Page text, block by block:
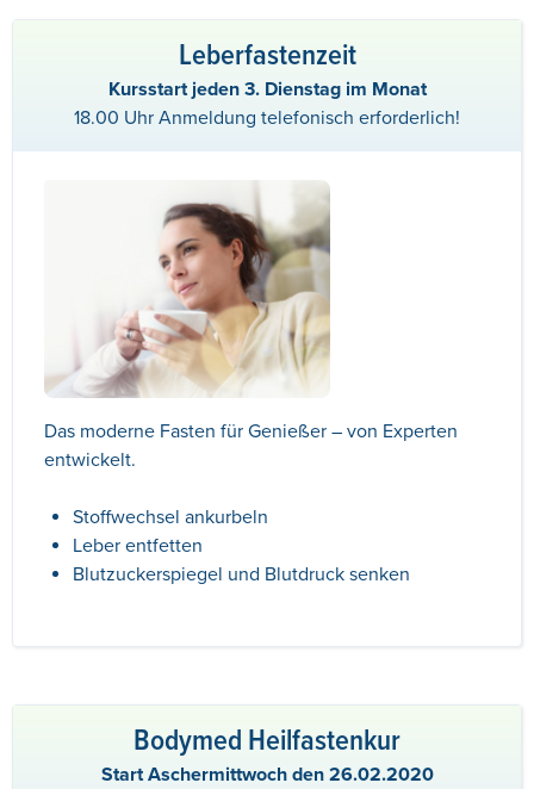
Leberfastenzeit
Kursstart jeden 3. Dienstag im Monat
18.00 Uhr Anmeldung telefonisch erforderlich!
Das moderne Fasten für Genießer – von Experten
entwickelt.
Stoffwechsel ankurbeln
Leber entfetten
Blutzuckerspiegel und Blutdruck senken
Bodymed Heilfastenkur
Start Aschermittwoch den 26.02.2020